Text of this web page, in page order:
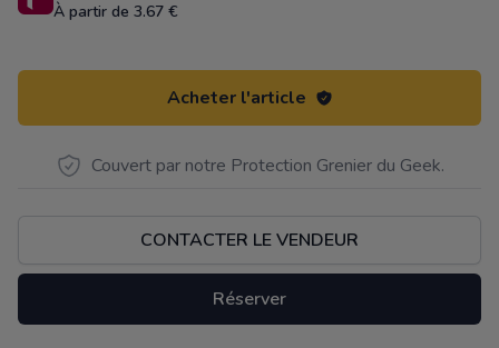
À partir de 3.67 €
Acheter l'article
Couvert par notre Protection Grenier du Geek.
CONTACTER LE VENDEUR
Réserver